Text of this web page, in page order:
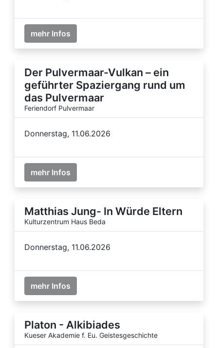
mehr Infos
Der Pulvermaar-Vulkan – ein
geführter Spaziergang rund um
das Pulvermaar
Feriendorf Pulvermaar
Donnerstag, 11.06.2026
mehr Infos
Matthias Jung- In Würde Eltern
Kulturzentrum Haus Beda
Donnerstag, 11.06.2026
mehr Infos
Platon - Alkibiades
Kueser Akademie f. Eu. Geistesgeschichte